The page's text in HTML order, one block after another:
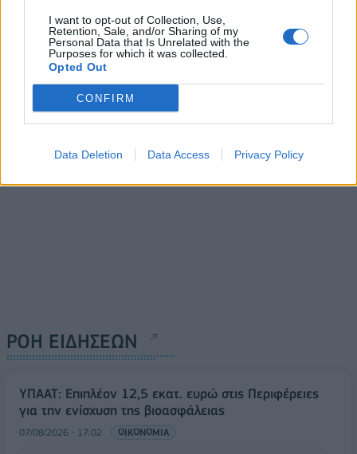
I want to opt-out of Collection, Use,
Retention, Sale, and/or Sharing of my
Personal Data that Is Unrelated with the
Purposes for which it was collected.
Opted Out
CONFIRM
Data Deletion Data Access Privacy Policy
4 χρόνια δράσεις «Δίπλα
στη Γυναίκα»
09/04/2024 - 18:33
Axion Hellas: 16η δράση
σε Σίφνο, Σχοινούσα,
Κίμωλο
ΡΟΗ ΕΙΔΗΣΕΩΝ
ΥΠΑΑΤ: Επιπλέον 12,5 εκατ. ευρώ στις Περιφέρειες
για την ενίσχυση της βιοασφάλειας
07/08/2026 - 17:02 ΟΙΚΟΝΟΜΙΑ